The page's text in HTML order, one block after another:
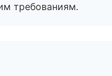
требованиям.